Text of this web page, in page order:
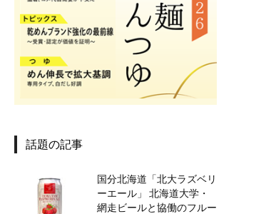
話題の記事
国分北海道「北大ラズベリ
ーエール」 北海道大学・
網走ビールと協働のフルー